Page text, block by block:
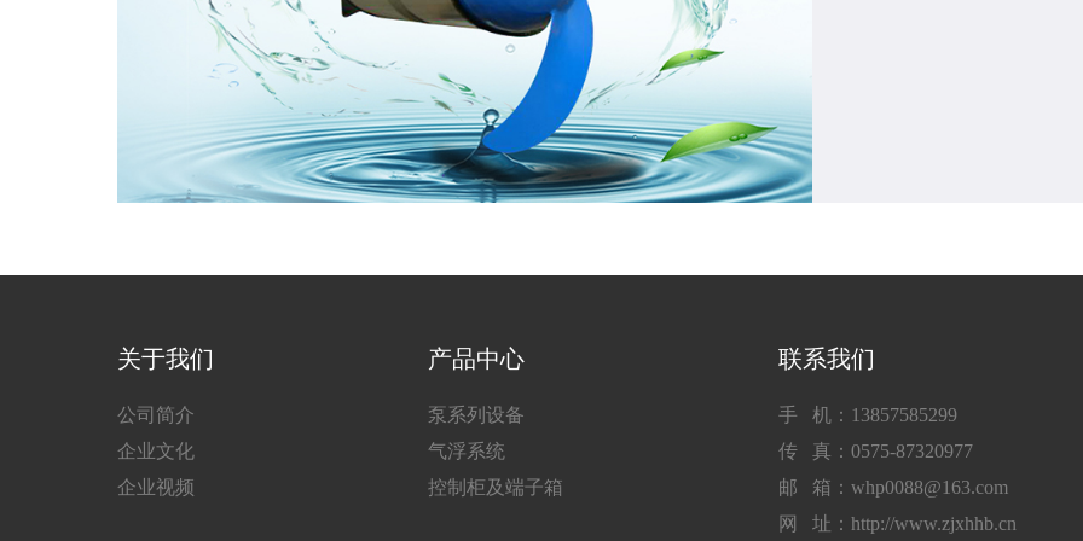
关于我们
公司简介
企业文化
企业视频
产品中心
泵系列设备
气浮系统
控制柜及端子箱
联系我们
手 机：13857585299
传 真：0575-87320977
邮 箱：whp0088@163.com
网 址：http://www.zjxhhb.cn